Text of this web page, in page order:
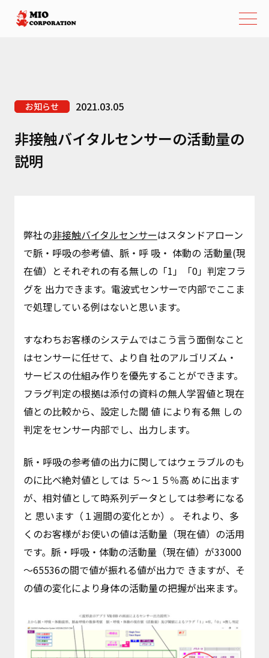
お知らせ 2021.03.05
非接触バイタルセンサーの活動量の
説明
弊社の非接触バイタルセンサーはスタンドアローン
で脈・呼吸の参考値、脈・呼 吸・ 体動の 活動量(現
在値）とそれぞれの有る無しの「1」「0」判定フラ
グを 出力できます。電波式センサーで内部でここま
で処理している例はないと思います。
すなわちお客様のシステムではこう言う面倒なこと
はセンサーに任せて、より自 社のアルゴリズム・
サービスの仕組み作りを優先することができます。
フラグ判定の根拠は添付の資料の無人学習値と現在
値との比較から、設定した閾 値 により有る無 しの
判定をセンサー内部でし、出力します。
脈・呼吸の参考値の出力に関してはウェラブルのも
のに比べ絶対値としては ５～１５％高 めに出ます
が、相対値として時系列データとしては参考になる
と 思います（１週間の変化とか）。 それより、多
くのお客様がお使いの値は活動量（現在値）の活用
です。脈・呼吸・体動の活動量（現在値）が33000
～65536の間で値が振れる値が出力で きますが、そ
の値の変化により身体の活動量の把握が出来ます。